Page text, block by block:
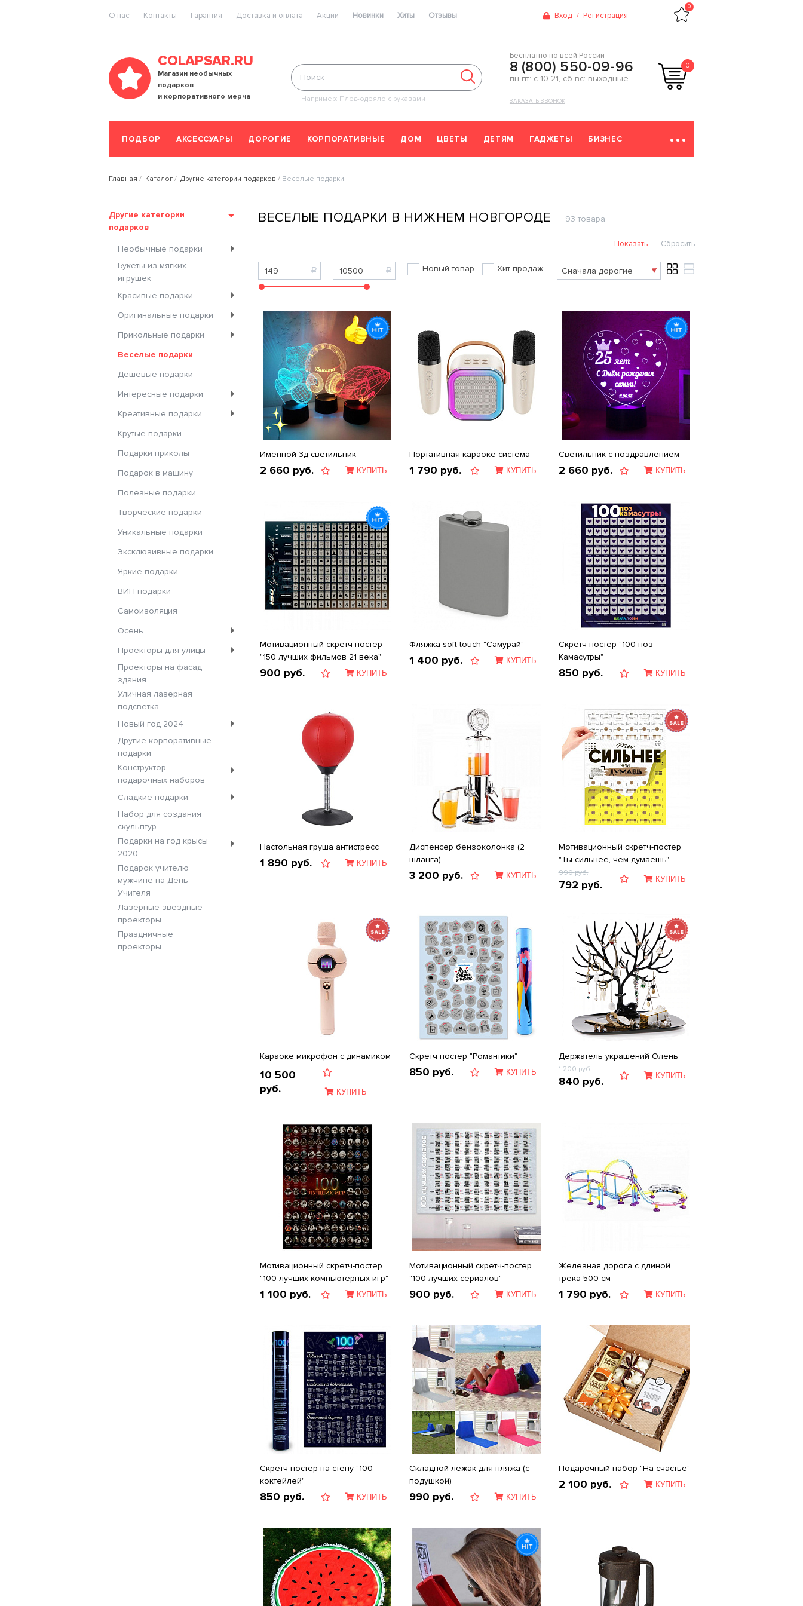
O нас Контакты Гарантия Доставка и оплата Акции Новинки Хиты Отзывы Вход / Регистрация
0
COLAPSAR.RU
Магазин необычных
подарков
и корпоративного мерча
Например: Плед-одеяло с рукавами
Бесплатно по всей России
8 (800) 550-09-96
пн-пт: с 10-21, сб-вс: выходные
ЗАКАЗАТЬ ЗВОНОК
0
ПОДБОР АКСЕССУАРЫ ДОРОГИЕ КОРПОРАТИВНЫЕ ДОМ ЦВЕТЫ ДЕТЯМ ГАДЖЕТЫ БИЗНЕС
Главная Каталог Другие категории подарков Веселые подарки
Другие категории
подарков
Необычные подарки
Букеты из мягких
игрушек
Красивые подарки
Оригинальные подарки
Прикольные подарки
Веселые подарки
Дешевые подарки
Интересные подарки
Креативные подарки
Крутые подарки
Подарки приколы
Подарок в машину
Полезные подарки
Творческие подарки
Уникальные подарки
Эксклюзивные подарки
Яркие подарки
ВИП подарки
Самоизоляция
Осень
Проекторы для улицы
Проекторы на фасад
здания
Уличная лазерная
подсветка
Новый год 2024
Другие корпоративные
подарки
Конструктор
подарочных наборов
Сладкие подарки
Набор для создания
скульптур
Подарки на год крысы
2020
Подарок учителю
мужчине на День
Учителя
Лазерные звездные
проекторы
Праздничные
проекторы
ВЕСЕЛЫЕ ПОДАРКИ В НИЖНЕМ НОВГОРОДЕ 93 товара
Новый товар Хит продаж
Именной 3д светильник
2 660 руб. КУПИТЬ
Портативная караоке система
1 790 руб. КУПИТЬ
Светильник с поздравлением
2 660 руб. КУПИТЬ
Мотивационный скретч-постер
"150 лучших фильмов 21 века"
900 руб. КУПИТЬ
Фляжка soft-touch "Самурай"
1 400 руб. КУПИТЬ
Скретч постер "100 поз
Камасутры"
850 руб. КУПИТЬ
Настольная груша антистресс
1 890 руб. КУПИТЬ
Диспенсер бензоколонка (2
шланга)
3 200 руб. КУПИТЬ
Мотивационный скретч-постер
"Ты сильнее, чем думаешь"
990руб.
792 руб. КУПИТЬ
Караоке микрофон с динамиком
10 500
руб.
КУПИТЬ
Скретч постер "Романтики"
850 руб. КУПИТЬ
Держатель украшений Олень
1 200руб.
840 руб. КУПИТЬ
Мотивационный скретч-постер
"100 лучших компьютерных игр"
1 100 руб. КУПИТЬ
Мотивационный скретч-постер
"100 лучших сериалов"
900 руб. КУПИТЬ
Железная дорога с длиной
трека 500 см
1 790 руб. КУПИТЬ
Скретч постер на стену "100
коктейлей"
850 руб. КУПИТЬ
Складной лежак для пляжа (с
подушкой)
990 руб. КУПИТЬ
Подарочный набор "На счастье"
2 100 руб. КУПИТЬ